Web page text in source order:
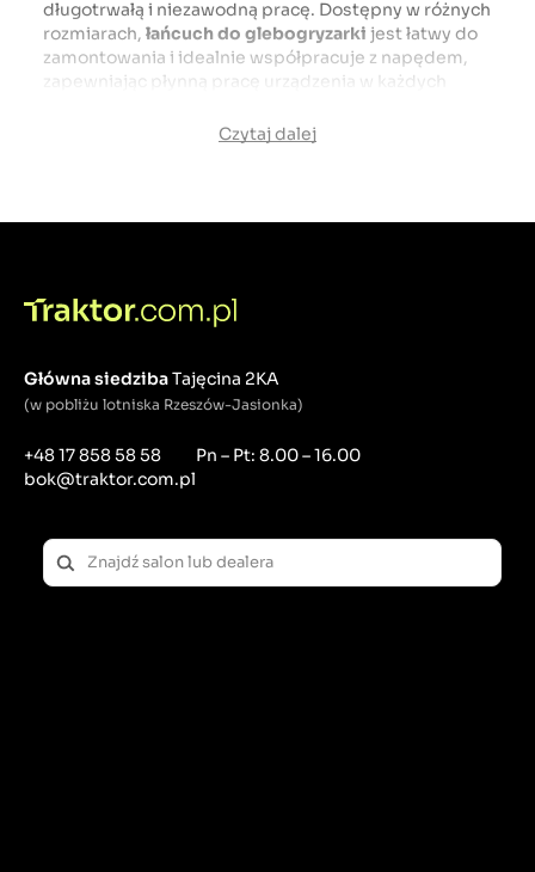
długotrwałą i niezawodną pracę. Dostępny w różnych
rozmiarach, łańcuch do glebogryzarki jest łatwy do
zamontowania i idealnie współpracuje z napędem,
zapewniając płynną pracę urządzenia w każdych
uprawiasz ziemię na małą, czy dużą skalę, łańcuch ten
Czytaj dalej
Główna siedzibaTajęcina 2KA
(w pobliżu lotniska Rzeszów-Jasionka)
+48 17 858 58 58
bok@traktor.com.pl
Pn – Pt: 8.00 – 16.00